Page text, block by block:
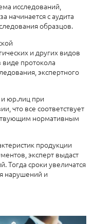
исследований,
начинается с аудита
образцов.
и других видов
виде протокола
экспертного
юр.лиц при
что все соответствует
нормативным
продукции
эксперт выдаст
Тогда сроки увеличатся
нарушений и